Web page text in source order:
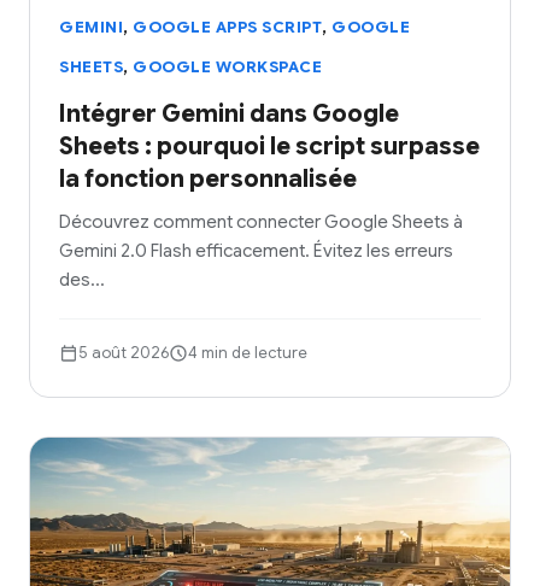
GEMINI, GOOGLE APPS SCRIPT, GOOGLE
SHEETS, GOOGLE WORKSPACE
Intégrer Gemini dans Google
Sheets : pourquoi le script surpasse
la fonction personnalisée
Découvrez comment connecter Google Sheets à
Gemini 2.0 Flash efficacement. Évitez les erreurs
des…
5 août 2026 4 min de lecture